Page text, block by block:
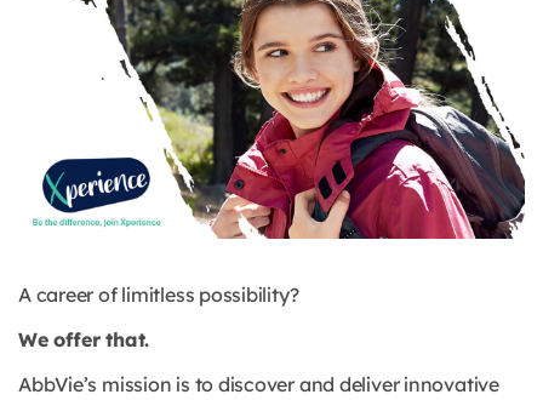
A career of limitless possibility?
We offer that.
AbbVie’s mission is to discover and deliver innovative